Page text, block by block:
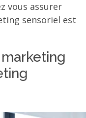
vous assurer
sensoriel est